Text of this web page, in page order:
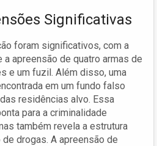
Significativas
foram significativos, com a
apreensão de quatro armas de
e um fuzil. Além disso, uma
em um fundo falso
residências alvo. Essa
para a criminalidade
também revela a estrutura
drogas. A apreensão de